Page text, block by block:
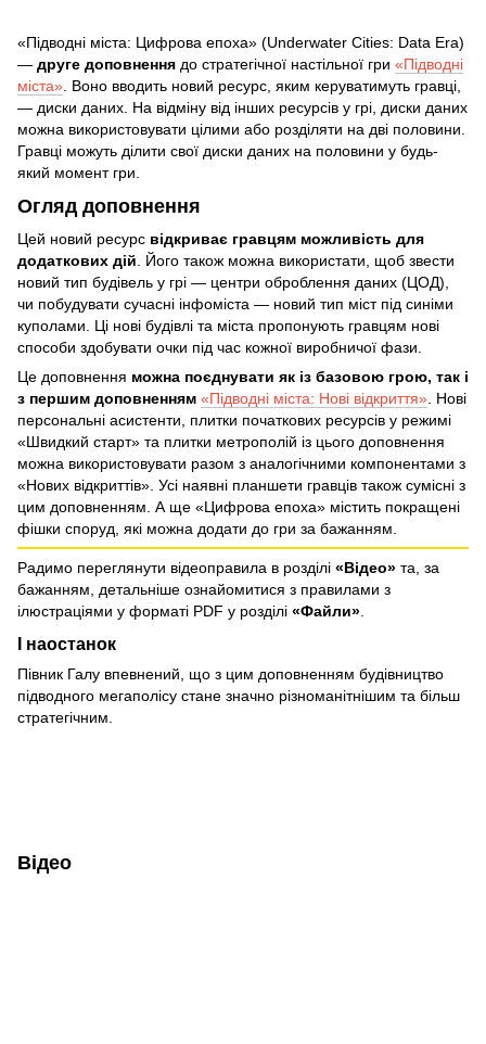
«Підводні міста: Цифрова епоха» (Underwater Cities: Data Era)
— друге доповнення до стратегічної настільної гри «Підводні
міста» . Воно вводить новий ресурс, яким керуватимуть гравці,
— диски даних. На відміну від інших ресурсів у грі, диски даних
можна використовувати цілими або розділяти на дві половини.
Гравці можуть ділити свої диски даних на половини у будь-
який момент гри.
Огляд доповнення
Цей новий ресурс відкриває гравцям можливість для
додаткових дій . Його також можна використати, щоб звести
новий тип будівель у грі — центри оброблення даних (ЦОД),
чи побудувати сучасні інфоміста — новий тип міст під синіми
куполами. Ці нові будівлі та міста пропонують гравцям нові
способи здобувати очки під час кожної виробничої фази.
Це доповнення можна поєднувати як із базовою грою, так і
з першим доповненням «Підводні міста: Нові відкриття» . Нові
персональні асистенти, плитки початкових ресурсів у режимі
«Швидкий старт» та плитки метрополій із цього доповнення
можна використовувати разом з аналогічними компонентами з
«Нових відкриттів». Усі наявні планшети гравців також сумісні з
цим доповненням. А ще «Цифрова епоха» містить покращені
фішки споруд, які можна додати до гри за бажанням.
Радимо переглянути відеоправила в розділі «Відео» та, за
бажанням, детальніше ознайомитися з правилами з
ілюстраціями у форматі PDF у розділі «Файли»
І наостанок
Півник Галу впевнений, що з цим доповненням будівництво
підводного мегаполісу стане значно різноманітнішим та більш
стратегічним.
Відео